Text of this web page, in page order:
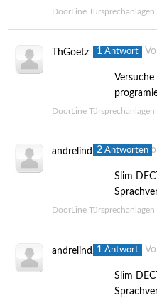
DoorLine Türsprechanlagen
ThGoetz 1Antwort
DoorLine Türsprechanlagen
andrelinder
Slim
2Antworten
DoorLine Türsprechanlagen
andrelinder
Slim
1 Antwort